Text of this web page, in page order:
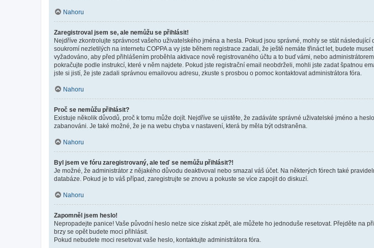
Nahoru
Zaregistroval jsem se, ale nemůžu se přihlásit!
Nejdříve zkontrolujte správnost vašeho uživatelského jména a hesla. Pokud jsou správné, mohly se stát
soukromí nezletilých na internetu COPPA a vy jste během registrace zadali, že ještě nemáte třináct let, budete
vyžadováno, aby před přihlášením proběhla aktivace nově registrovaného účtu a to buď vámi, nebo
pokračujte podle instrukcí, které v něm najdete. Pokud jste registrační email neobdrželi, mohli jste zadat špatnou
jste si jistí, že jste zadali správnou emailovou adresu, zkuste s prosbou o pomoc kontaktovat administrátora fóra.
Nahoru
Proč se nemůžu přihlásit?
Existuje několik důvodů, proč k tomu může dojít. Nejdříve se ujistěte, že zadáváte správné uživatelské jméno a
zabanováni. Je také možné, že je na webu chyba v nastavení, která by měla být odstraněna.
Nahoru
Byl jsem ve fóru zaregistrovaný, ale teď se nemůžu přihlásit?!
Je možné, že administrátor z nějakého důvodu deaktivoval nebo smazal váš účet. Na některých fórech také
databáze. Pokud je to váš případ, zaregistrujte se znovu a pokuste se více zapojit do diskuzí.
Nahoru
Zapomněl jsem heslo!
Nepropadejte panice! Vaše původní heslo nelze sice získat zpět, ale můžete ho jednoduše resetovat. Přejděte na
brzy se opět budete moci přihlásit.
Pokud nebudete moci resetovat vaše heslo, kontaktujte administrátora fóra.